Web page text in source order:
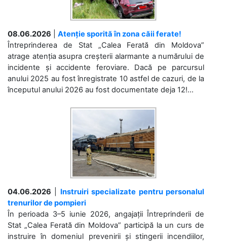
08.06.2026
Atenție sporită în zona căii ferate!
Întreprinderea de Stat „Calea Ferată din Moldova”
atrage atenția asupra creșterii alarmante a numărului de
incidente și accidente feroviare. Dacă pe parcursul
anului 2025 au fost înregistrate 10 astfel de cazuri, de la
începutul anului 2026 au fost documentate deja 12!...
04.06.2026
Instruiri specializate pentru personalul
trenurilor de pompieri
În perioada 3–5 iunie 2026, angajații Întreprinderii de
Stat „Calea Ferată din Moldova” participă la un curs de
instruire în domeniul prevenirii și stingerii incendiilor,